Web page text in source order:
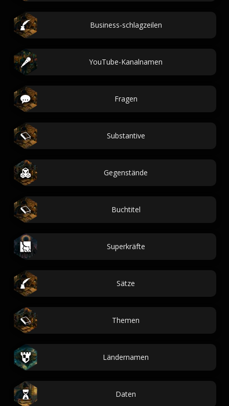
Business-schlagzeilen
YouTube-Kanalnamen
Fragen
Substantive
Gegenstände
Buchtitel
Superkräfte
Sätze
Themen
Ländernamen
Daten